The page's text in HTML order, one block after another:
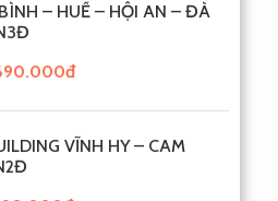
– HUẾ – HỘI AN – ĐÀ
VĨNH HY – CAM